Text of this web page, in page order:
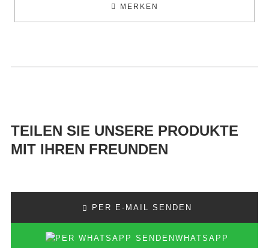
MERKEN
TEILEN SIE UNSERE PRODUKTE
MIT IHREN FREUNDEN
PER E-MAIL SENDEN